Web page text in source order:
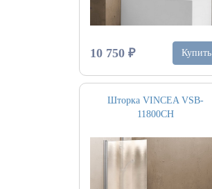
10 750 ₽ Купить
Шторка VINCEA VSB-
11800CH